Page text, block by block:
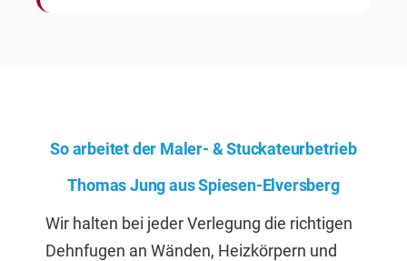
So arbeitet der Maler- & Stuckateurbetrieb
Thomas Jung aus Spiesen-Elversberg
Wir halten bei jeder Verlegung die richtigen
Dehnfugen an Wänden, Heizkörpern und